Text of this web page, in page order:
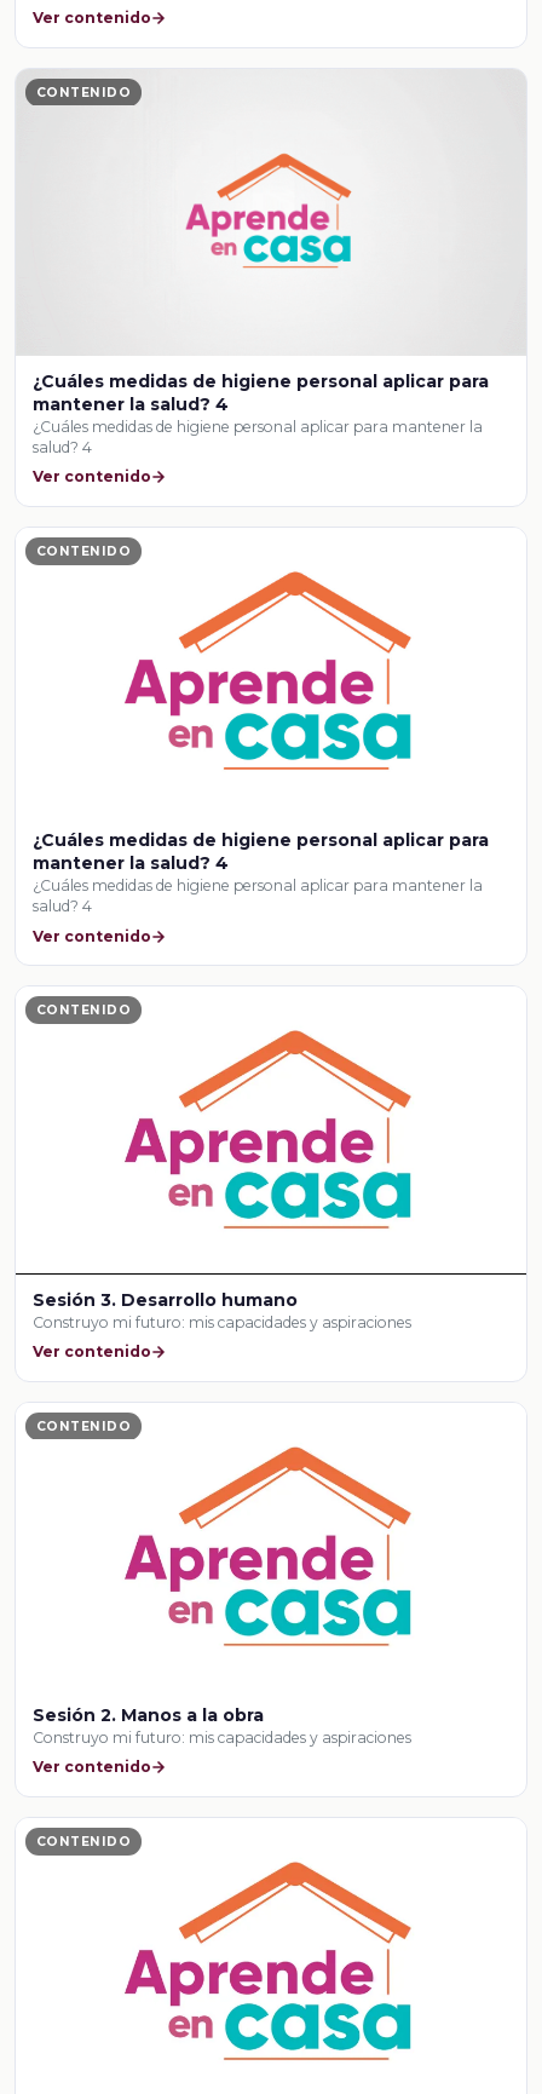
Ver contenido
CONTENIDO
¿Cuáles medidas de higiene personal aplicar para
mantener la salud? 4
¿Cuáles medidas de higiene personal aplicar para mantener la
salud? 4
Ver contenido
CONTENIDO
¿Cuáles medidas de higiene personal aplicar para
mantener la salud? 4
¿Cuáles medidas de higiene personal aplicar para mantener la
salud? 4
Ver contenido
CONTENIDO
Sesión 3. Desarrollo humano
Construyo mi futuro: mis capacidades y aspiraciones
Ver contenido
CONTENIDO
Sesión 2. Manos a la obra
Construyo mi futuro: mis capacidades y aspiraciones
Ver contenido
CONTENIDO